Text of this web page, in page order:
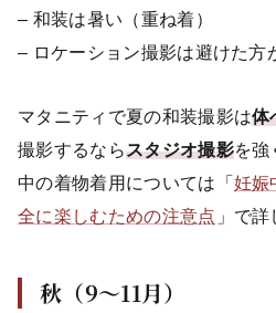
– 和装は暑い（重ね着）
– ロケーション撮影は避けた方
マタニティで夏の和装撮影は体
撮影するならスタジオ撮影を強
中の着物着用については「 妊娠
全に楽しむための注意点 」で
秋（9〜11月）